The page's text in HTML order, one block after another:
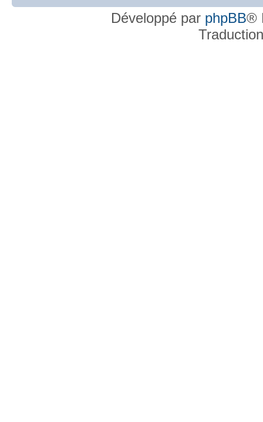
Développé par phpBB®